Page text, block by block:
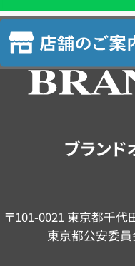
査
定
店
舗
の
ブランド
〒101-0021 東京都千代
東京都公安委